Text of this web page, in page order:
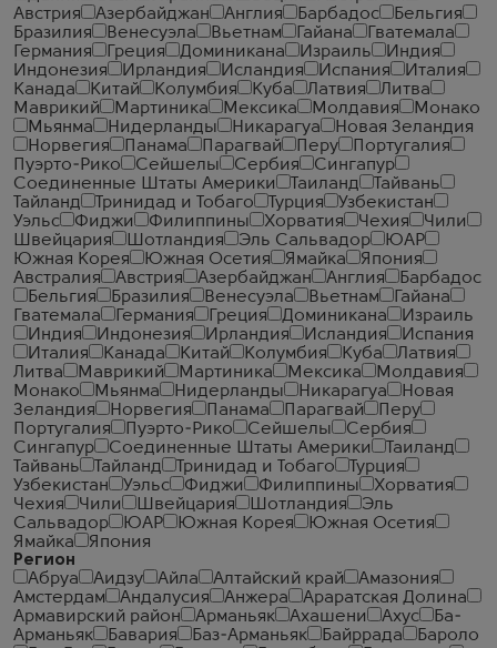
Австрия
Азербайджан Англия Барбадос
Бельгия
Бразилия
Венесуэла Вьетнам Гайана
Гватемала
Германия
Греция Доминикана Израиль
Индия
Индонезия
Ирландия Исландия Испания
Италия
Канада
Китай Колумбия Куба Латвия
Литва
Маврикий
Мартиника Мексика Молдавия
Монако
Мьянма
Нидерланды Никарагуа
Новая Зеландия
Норвегия
Панама Парагвай Перу
Португалия
Пуэрто-Рико
Сейшелы Сербия
Сингапур
Соединенные Штаты Америки
Таиланд
Тайвань
Тайланд
Тринидад и Тобаго Турция
Узбекистан
Уэльс
Фиджи Филиппины Хорватия Чехия
Чили
Швейцария
Шотландия Эль Сальвадор
ЮАР
Южная Корея
Южная Осетия Ямайка
Япония
Австралия
Австрия Азербайджан Англия
Барбадос
Бельгия
Бразилия Венесуэла Вьетнам
Гайана
Гватемала
Германия Греция Доминикана
Израиль
Индия
Индонезия Ирландия Исландия
Испания
Италия
Канада Китай Колумбия Куба
Латвия
Литва
Маврикий Мартиника Мексика
Молдавия
Монако
Мьянма Нидерланды Никарагуа
Новая
Зеландия
Норвегия Панама Парагвай
Перу
Португалия
Пуэрто-Рико Сейшелы
Сербия
Сингапур
Соединенные Штаты Америки
Таиланд
Тайвань
Тайланд Тринидад и Тобаго
Турция
Узбекистан
Уэльс Фиджи Филиппины
Хорватия
Чехия
Чили Швейцария Шотландия
Эль
Сальвадор
ЮАР Южная Корея
Южная Осетия
Ямайка
Япония
Регион
Абруа
Аидзу Айла Алтайский край
Амазония
Амстердам
Андалусия Анжера
Араратская Долина
Армавирский район
Арманьяк Ахашени Ахус
Ба-
Арманьяк
Бавария Баз-Арманьяк Байррада
Бароло